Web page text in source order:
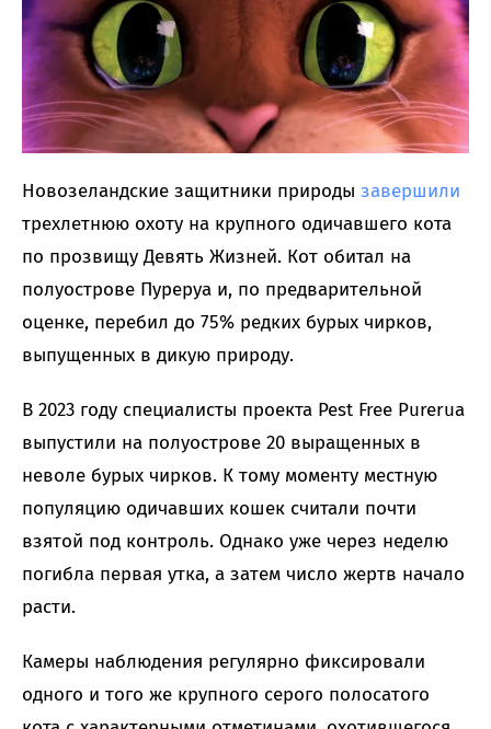
Новозеландские защитники природы завершили
трехлетнюю охоту на крупного одичавшего кота
по прозвищу Девять Жизней. Кот обитал на
полуострове Пуреруа и, по предварительной
оценке, перебил до 75% редких бурых чирков,
выпущенных в дикую природу.
В 2023 году специалисты проекта Pest Free Purerua
выпустили на полуострове 20 выращенных в
неволе бурых чирков. К тому моменту местную
популяцию одичавших кошек считали почти
взятой под контроль. Однако уже через неделю
погибла первая утка, а затем число жертв начало
расти.
Камеры наблюдения регулярно фиксировали
одного и того же крупного серого полосатого